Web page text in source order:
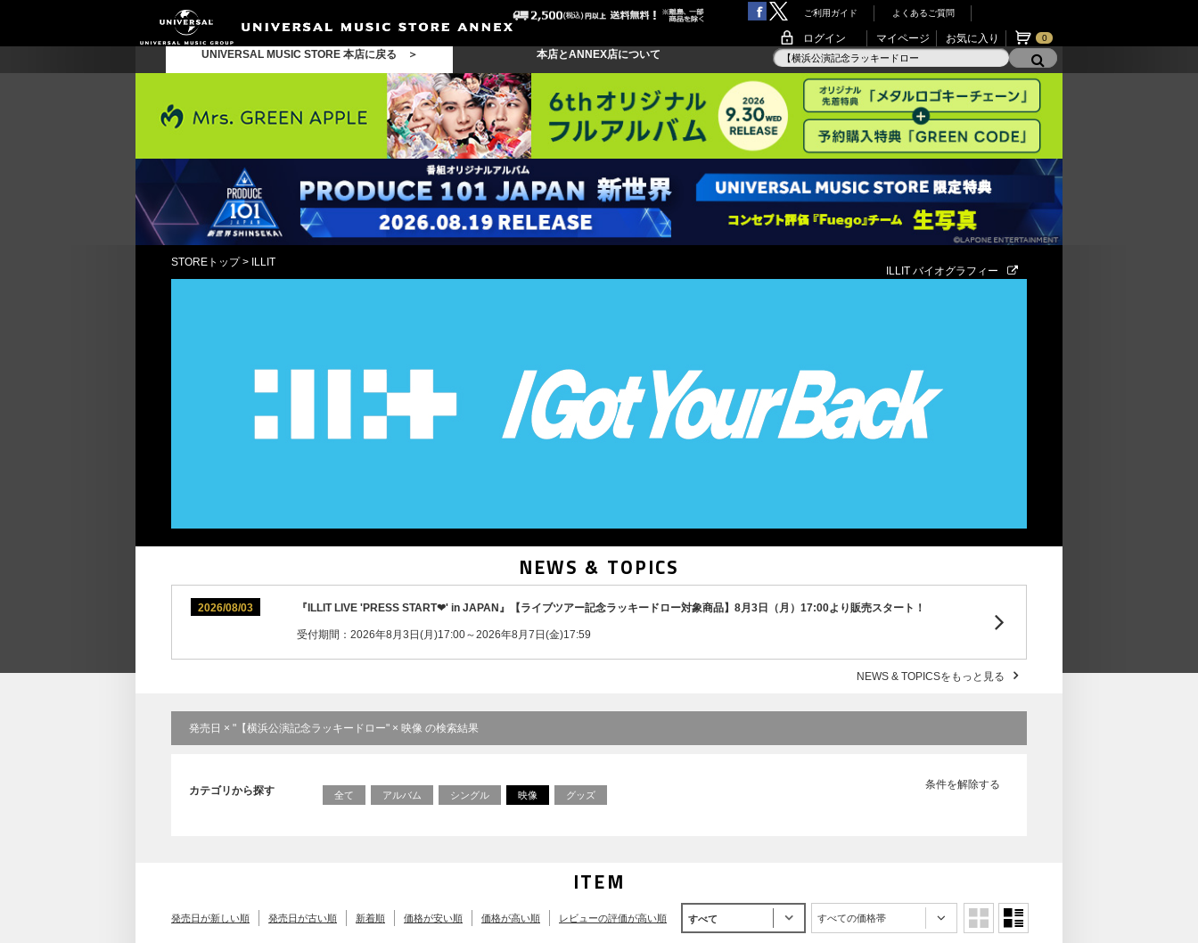
ご利用ガイド よくあるご質問
ログイン マイページ お気に入り 0
UNIVERSAL MUSIC STORE 本店に戻る ＞ 本店とANNEX店について
STOREトップ> ILLIT
ILLIT バイオグラフィー
NEWS & TOPICS
2026/08/03 『ILLIT LIVE 'PRESS START︎❤' in JAPAN』【ライブツアー記念ラッキードロー対象商品】8月3日（月）17:00より販売スタート！
受付期間：2026年8月3日(月)17:00～2026年8月7日(金)17:59
NEWS & TOPICSをもっと見る
発売日 × "【横浜公演記念ラッキードロー" × 映像 の検索結果
条件を解除する
カテゴリから探す 全て アルバム シングル 映像 グッズ
ITEM
発売日が新しい順 発売日が古い順 新着順 価格が安い順 価格が高い順 レビューの評価が高い順 すべて すべての価格帯